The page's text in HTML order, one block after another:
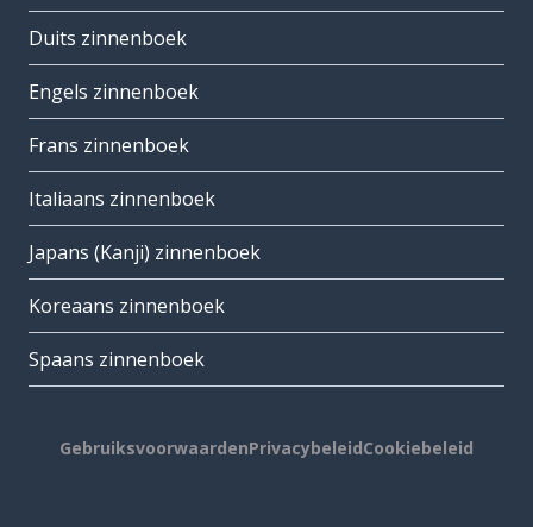
Duits zinnenboek
Engels zinnenboek
Frans zinnenboek
Italiaans zinnenboek
Japans (Kanji) zinnenboek
Koreaans zinnenboek
Spaans zinnenboek
GebruiksvoorwaardenPrivacybeleidCookiebeleid